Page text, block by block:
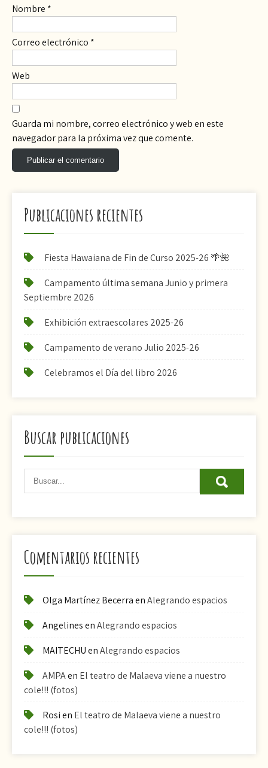
Nombre *
Correo electrónico *
Web
Guarda mi nombre, correo electrónico y web en este
navegador para la próxima vez que comente.
Publicaciones recientes
Fiesta Hawaiana de Fin de Curso 2025-26 🌴🌺
Campamento última semana Junio y primera
Septiembre 2026
Exhibición extraescolares 2025-26
Campamento de verano Julio 2025-26
Celebramos el Día del libro 2026
Buscar publicaciones
Comentarios recientes
Olga Martínez BecerraenAlegrando espacios
AngelinesenAlegrando espacios
MAITECHUenAlegrando espacios
AMPAen El teatro de Malaeva viene a nuestro
cole!!! (fotos)
Rosien El teatro de Malaeva viene a nuestro
cole!!! (fotos)